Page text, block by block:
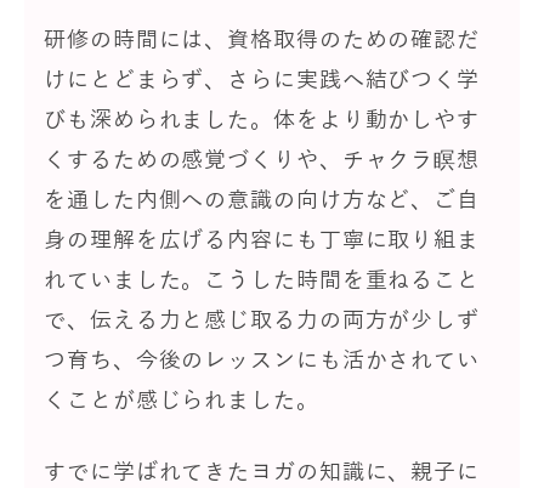
研修の時間には、資格取得のための確認だ
けにとどまらず、さらに実践へ結びつく学
びも深められました。体をより動かしやす
くするための感覚づくりや、チャクラ瞑想
を通した内側への意識の向け方など、ご自
身の理解を広げる内容にも丁寧に取り組ま
れていました。こうした時間を重ねること
で、伝える力と感じ取る力の両方が少しず
つ育ち、今後のレッスンにも活かされてい
くことが感じられました。
すでに学ばれてきたヨガの知識に、親子に